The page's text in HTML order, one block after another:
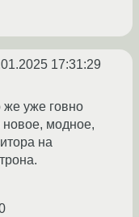
17:31:29
же уже говно
модное,
на